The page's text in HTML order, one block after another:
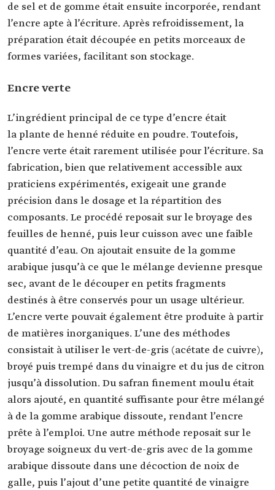
de sel et de gomme était ensuite incorporée, rendant
l’encre apte à l’écriture. Après refroidissement, la
préparation était découpée en petits morceaux de
formes variées, facilitant son stockage.
Encre verte
L’ingrédient principal de ce type d’encre était
la plante de henné réduite en poudre. Toutefois,
l’encre verte était rarement utilisée pour l’écriture. Sa
fabrication, bien que relativement accessible aux
praticiens expérimentés, exigeait une grande
précision dans le dosage et la répartition des
composants. Le procédé reposait sur le broyage des
feuilles de henné, puis leur cuisson avec une faible
quantité d’eau. On ajoutait ensuite de la gomme
arabique jusqu’à ce que le mélange devienne presque
sec, avant de le découper en petits fragments
destinés à être conservés pour un usage ultérieur.
L’encre verte pouvait également être produite à partir
de matières inorganiques. L’une des méthodes
consistait à utiliser le vert-de-gris (acétate de cuivre),
broyé puis trempé dans du vinaigre et du jus de citron
jusqu’à dissolution. Du safran finement moulu était
alors ajouté, en quantité suffisante pour être mélangé
à de la gomme arabique dissoute, rendant l’encre
prête à l’emploi. Une autre méthode reposait sur le
broyage soigneux du vert-de-gris avec de la gomme
arabique dissoute dans une décoction de noix de
galle, puis l’ajout d’une petite quantité de vinaigre